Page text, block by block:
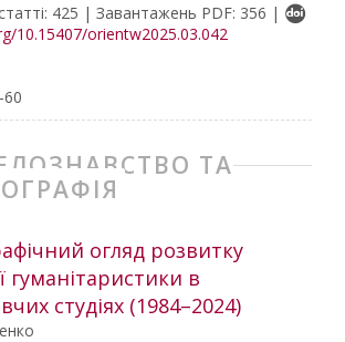
425 | Завантажень PDF: 356 |
10.15407/orientw2025.03.042
60
ТА
огляд розвитку
гуманітаристики в
студіях (1984–2024)